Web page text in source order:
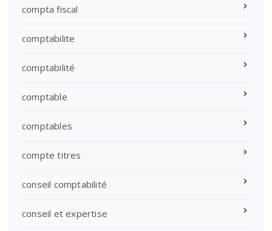
compta fiscal
comptabilite
comptabilité
comptable
comptables
compte titres
conseil comptabilité
conseil et expertise